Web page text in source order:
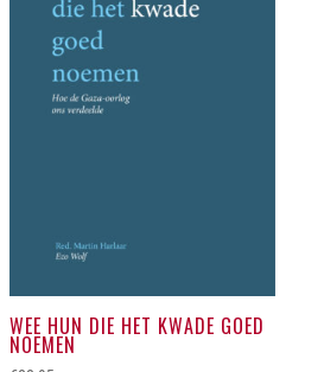
WEE HUN DIE HET KWADE GOED
NOEMEN